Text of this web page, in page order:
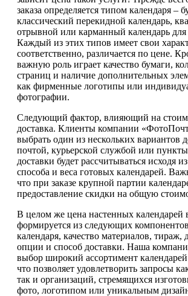
заказа определяется типом календаря –
классический перекидной календарь,
отрывной или карманный календарь для
Каждый из этих типов имеет свои
соответственно, различается по цене.
важную роль играет качество бумаги,
страниц и наличие дополнительных
как фирменные логотипы или
фотографии.
Следующий фактор, влияющий на
доставка. Клиенты компании
выбрать один из нескольких вариантов
почтой, курьерской службой или
доставки будет рассчитываться исходя
способа и веса готовых календарей.
что при заказе крупной партии
предоставление скидки на общую
В целом же цена настенных календарей
формируется из следующих
календаря, качество материалов, тираж,
опции и способ доставки. Наша
выбор широкий ассортимент
что позволяет удовлетворить запросы
так и организаций, стремящихся
фото, логотипом или уникальным